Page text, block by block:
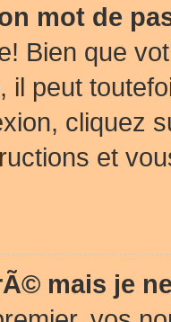
mot de
Bien que
peut
cliquez
et
mais je